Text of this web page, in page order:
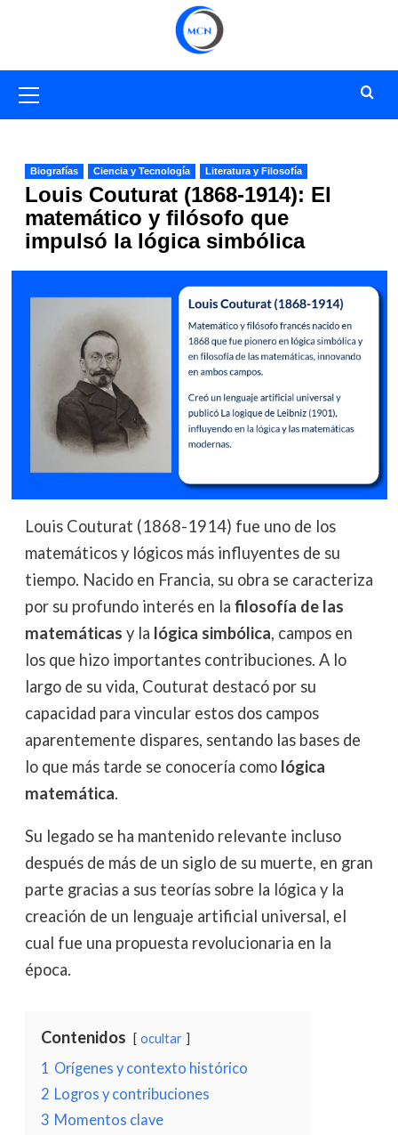
primario
Biografías Ciencia y Tecnología Literatura y Filosofía
Louis Couturat (1868-1914): El
matemático y filósofo que
impulsó la lógica simbólica
Louis Couturat (1868-1914) fue uno de los
matemáticos y lógicos más influyentes de su
tiempo. Nacido en Francia, su obra se caracteriza
por su profundo interés en la filosofía de las
matemáticas y la lógica simbólica, campos en
los que hizo importantes contribuciones. A lo
largo de su vida, Couturat destacó por su
capacidad para vincular estos dos campos
aparentemente dispares, sentando las bases de
lo que más tarde se conocería como lógica
matemática.
Su legado se ha mantenido relevante incluso
después de más de un siglo de su muerte, en gran
parte gracias a sus teorías sobre la lógica y la
creación de un lenguaje artificial universal, el
cual fue una propuesta revolucionaria en la
época.
Contenidos ocultar
1 Orígenes y contexto histórico
2 Logros y contribuciones
3 Momentos clave